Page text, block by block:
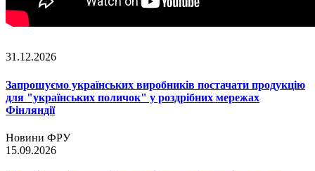
31.12.2026
Запрошуємо українських виробників постачати продукцію
для "українських поличок" у роздрібних мережах
Фінляндії
Новини ФРУ
15.09.2026